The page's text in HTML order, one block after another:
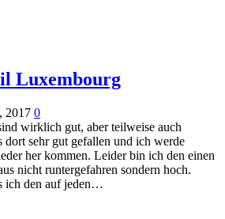
Luxembourg
2017 0
wirklich gut, aber teilweise auch
dort sehr gut gefallen und ich werde
her kommen. Leider bin ich den einen
nicht runtergefahren sondern hoch.
ich den auf jeden…